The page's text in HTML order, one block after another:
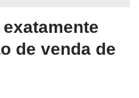
de venda de